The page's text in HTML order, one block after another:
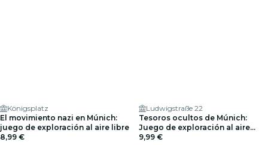
Königsplatz
El movimiento nazi en Múnich:
juego de exploración al aire libre
8,99 €
Ludwigstraße 22
Tesoros ocultos de Múnich:
Juego de exploración al aire
libre «Save Your Friend»
9,99 €